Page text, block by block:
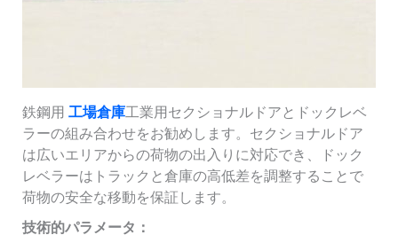
鉄鋼用 工場倉庫工業用セクショナルドアとドックレベ
ラーの組み合わせをお勧めします。セクショナルドア
は広いエリアからの荷物の出入りに対応でき、ドック
レベラーはトラックと倉庫の高低差を調整することで
荷物の安全な移動を保証します。
技術的パラメータ：